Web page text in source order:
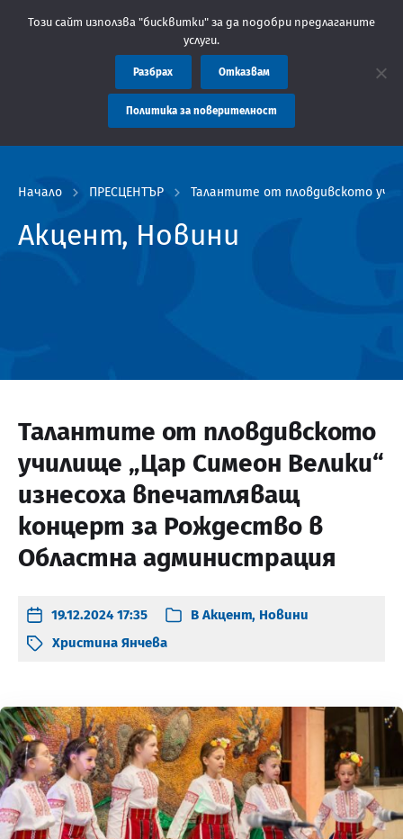
администрация Пловдив препоръчва заплащането на
Начало ПРЕСЦЕНТЪР Талантите от пловдивското
Акцент, Новини
Талантите от пловдивското
училище „Цар Симеон Велики“
изнесоха впечатляващ
концерт за Рождество в
Областна администрация
19.12.2024 17:35 В Акцент, Новини
Христина Янчева
Този сайт използва "бисквитки" за да подобри предлаганите
услуги.
Разбрах Отказвам
Политика за поверителност